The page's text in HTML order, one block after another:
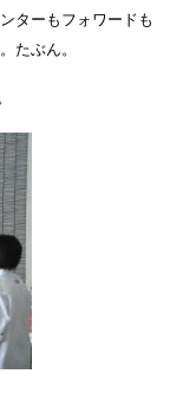
ターもフォワードも
たぶん。